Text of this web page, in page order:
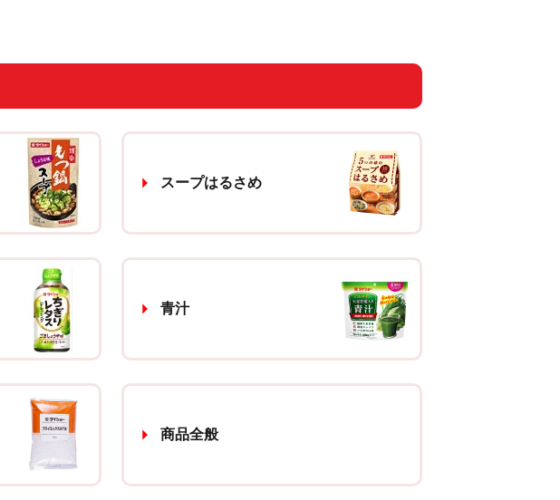
スープはるさめ
青汁
商品全般